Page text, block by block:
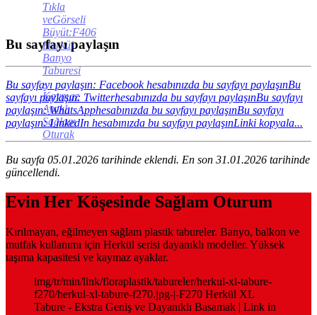
Tıkla
veGörseli
Büyüt:F406
Herkül
Banyo
Taburesi
-
Kaymaz
Ayaklı
Sağlam
Oturak
Bu sayfayı paylaşın
Bu sayfayı paylaşın: Facebook hesabınızda bu sayfayı paylaşınBu
sayfayı paylaşın: Twitterhesabınızda bu sayfayı paylaşınBu sayfayı
paylaşın: WhatsApphesabınızda bu sayfayı paylaşınBu sayfayı
paylaşın: LinkedIn hesabınızda bu sayfayı paylaşınLinki kopyala...
Bu sayfa 05.01.2026 tarihinde eklendi. En son 31.01.2026 tarihinde
güncellendi.
Evin Her Köşesinde Sağlam Oturum
Kırılmayan, eğilmeyen sağlam plastik tabureler. Banyo, balkon ve
mutfak kullanımı için Herkül serisi dayanıklı modeller. Yüksek
taşıma kapasitesi ve kaymaz ayaklar.
img/tr/min/link/floraplastik/tabureler/herkul-xl-tabure-
f270/herkul-xl-tabure-f270.jpg-|-F270 Herkül XL
Tabure - Ekstra Geniş ve Dayanıklı Basamak | Link in